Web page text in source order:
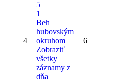
4
5
1
Beh
hubovským
okruhom
Zobraziť
všetky
záznamy z
dňa
6